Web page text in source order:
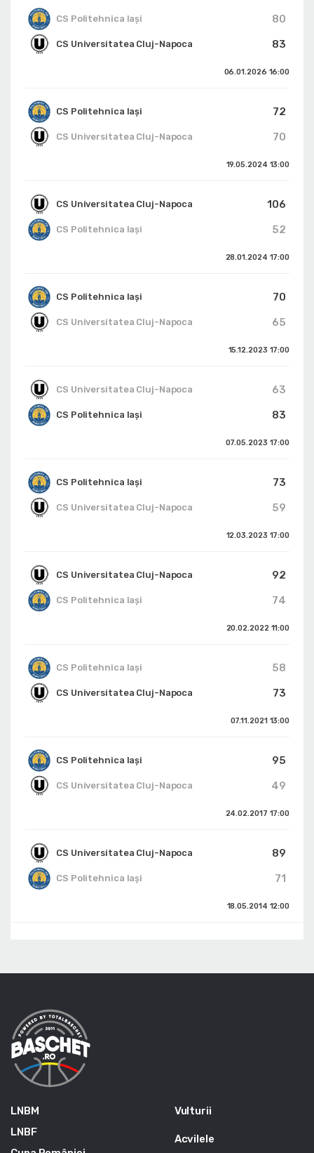
CS Politehnica Iași
80
83
CS Universitatea Cluj-Napoca
06.01.2026 16:00
CS Politehnica Iași
72
70
CS Universitatea Cluj-Napoca
19.05.2024 13:00
CS Universitatea Cluj-Napoca
106
52
CS Politehnica Iași
28.01.2024 17:00
CS Politehnica Iași
70
65
CS Universitatea Cluj-Napoca
15.12.2023 17:00
CS Universitatea Cluj-Napoca
63
83
CS Politehnica Iași
07.05.2023 17:00
CS Politehnica Iași
73
59
CS Universitatea Cluj-Napoca
12.03.2023 17:00
CS Universitatea Cluj-Napoca
92
74
CS Politehnica Iași
20.02.2022 11:00
CS Politehnica Iași
58
73
CS Universitatea Cluj-Napoca
07.11.2021 13:00
CS Politehnica Iași
95
49
CS Universitatea Cluj-Napoca
24.02.2017 17:00
CS Universitatea Cluj-Napoca
89
71
CS Politehnica Iași
18.05.2014 12:00
LNBM
LNBF
Vulturii
Acvilele